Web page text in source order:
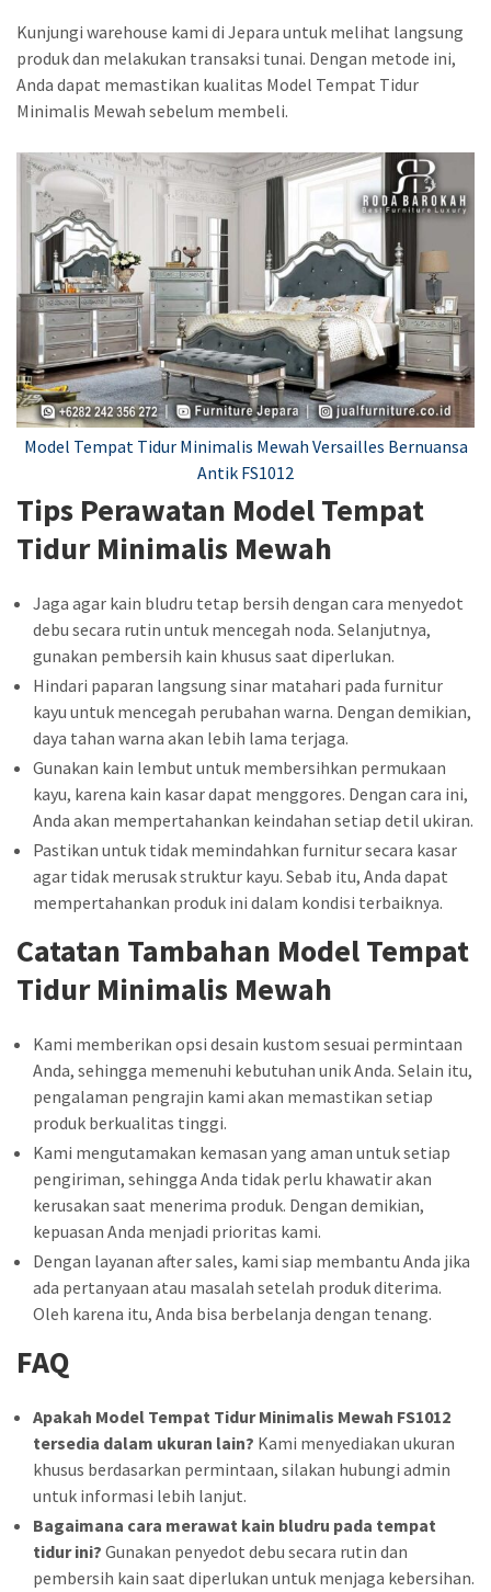
Kunjungi warehouse kami di Jepara untuk melihat langsung
produk dan melakukan transaksi tunai. Dengan metode ini,
Anda dapat memastikan kualitas Model Tempat Tidur
Minimalis Mewah sebelum membeli.
Model Tempat Tidur Minimalis Mewah Versailles Bernuansa
Antik FS1012
Tips Perawatan Model Tempat
Tidur Minimalis Mewah
Jaga agar kain bludru tetap bersih dengan cara menyedot
debu secara rutin untuk mencegah noda. Selanjutnya,
gunakan pembersih kain khusus saat diperlukan.
Hindari paparan langsung sinar matahari pada furnitur
kayu untuk mencegah perubahan warna. Dengan demikian,
daya tahan warna akan lebih lama terjaga.
Gunakan kain lembut untuk membersihkan permukaan
kayu, karena kain kasar dapat menggores. Dengan cara ini,
Anda akan mempertahankan keindahan setiap detil ukiran.
Pastikan untuk tidak memindahkan furnitur secara kasar
agar tidak merusak struktur kayu. Sebab itu, Anda dapat
mempertahankan produk ini dalam kondisi terbaiknya.
Catatan Tambahan Model Tempat
Tidur Minimalis Mewah
Kami memberikan opsi desain kustom sesuai permintaan
Anda, sehingga memenuhi kebutuhan unik Anda. Selain itu,
pengalaman pengrajin kami akan memastikan setiap
produk berkualitas tinggi.
Kami mengutamakan kemasan yang aman untuk setiap
pengiriman, sehingga Anda tidak perlu khawatir akan
kerusakan saat menerima produk. Dengan demikian,
kepuasan Anda menjadi prioritas kami.
Dengan layanan after sales, kami siap membantu Anda jika
ada pertanyaan atau masalah setelah produk diterima.
Oleh karena itu, Anda bisa berbelanja dengan tenang.
FAQ
Apakah Model Tempat Tidur Minimalis Mewah FS1012
tersedia dalam ukuran lain? Kami menyediakan ukuran
khusus berdasarkan permintaan, silakan hubungi admin
untuk informasi lebih lanjut.
Bagaimana cara merawat kain bludru pada tempat
tidur ini? Gunakan penyedot debu secara rutin dan
pembersih kain saat diperlukan untuk menjaga kebersihan.